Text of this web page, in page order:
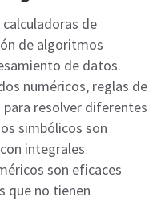
de
de algoritmos
de datos.
numéricos, reglas de
resolver diferentes
simbólicos son
integrales
son eficaces
que no tienen